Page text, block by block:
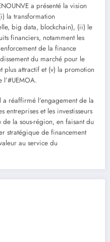
a présenté la vision
la transformation
big data, blockchain), (ii) le
financiers, notamment les
de la finance
du marché pour le
attractif et (v) la promotion
l’#UEMOA.
réaffirmé l’engagement de la
entreprises et les investisseurs
la sous-région, en faisant du
stratégique de financement
au service du